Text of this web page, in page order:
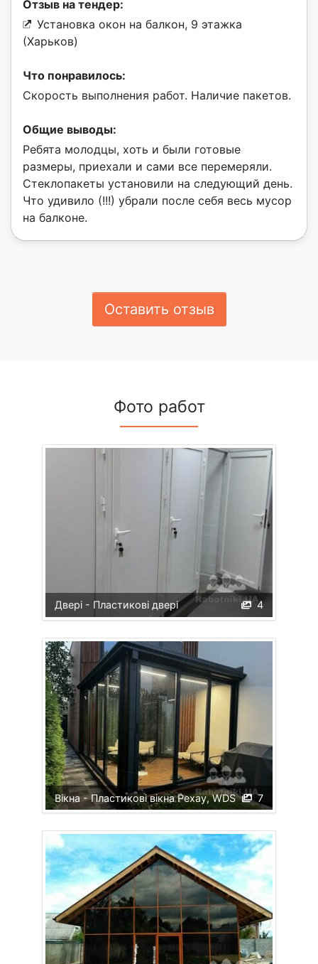
Отзыв на тендер:
Установка окон на балкон, 9 этажка
(Харьков)
Что понравилось:
Скорость выполнения работ. Наличие пакетов.
Общие выводы:
Ребята молодцы, хоть и были готовые
размеры, приехали и сами все перемеряли.
Стеклопакеты установили на следующий день.
Что удивило (!!!) убрали после себя весь мусор
на балконе.
Оставить отзыв
Фото работ
4
Двері - Пластикові двері
7
Вікна - Пластикові вікна Рехау, WDS